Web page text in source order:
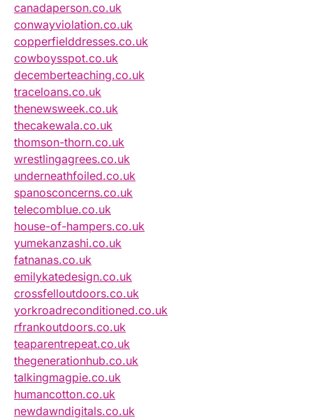
canadaperson.co.uk
conwayviolation.co.uk
copperfielddresses.co.uk
cowboysspot.co.uk
decemberteaching.co.uk
traceloans.co.uk
thenewsweek.co.uk
thecakewala.co.uk
thomson-thorn.co.uk
wrestlingagrees.co.uk
underneathfoiled.co.uk
spanosconcerns.co.uk
telecomblue.co.uk
house-of-hampers.co.uk
yumekanzashi.co.uk
fatnanas.co.uk
emilykatedesign.co.uk
crossfelloutdoors.co.uk
yorkroadreconditioned.co.uk
rfrankoutdoors.co.uk
teaparentrepeat.co.uk
thegenerationhub.co.uk
talkingmagpie.co.uk
humancotton.co.uk
newdawndigitals.co.uk